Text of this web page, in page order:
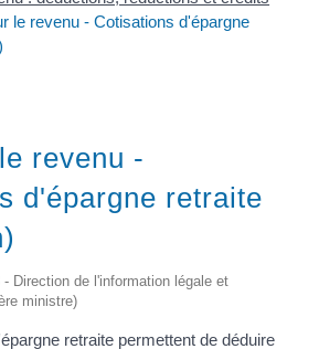
le revenu - Cotisations d'épargne
revenu -
d'épargne retraite
Direction de l'information légale et
ministre)
retraite permettent de déduire